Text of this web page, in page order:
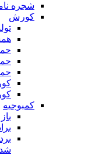
شجره
کورش
کمبوجیه